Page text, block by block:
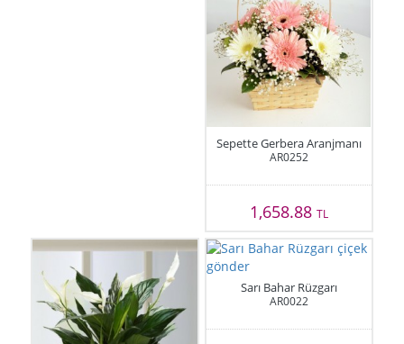
Sepette Gerbera Aranjmanı
AR0252
1,658.88 TL
Sarı Bahar Rüzgarı
AR0022